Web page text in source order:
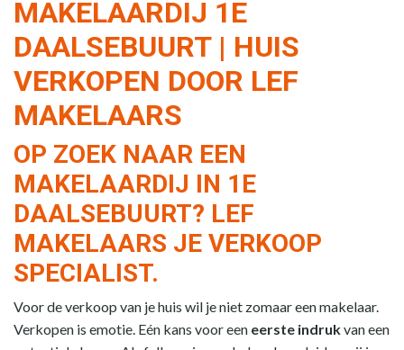
MAKELAARDIJ 1E
DAALSEBUURT | HUIS
VERKOPEN DOOR LEF
MAKELAARS
OP ZOEK NAAR EEN
MAKELAARDIJ IN 1E
DAALSEBUURT? LEF
MAKELAARS JE VERKOOP
SPECIALIST.
Voor de verkoop van je huis wil je niet zomaar een makelaar.
Verkopen is emotie. Eén kans voor een eerste indrukvan een